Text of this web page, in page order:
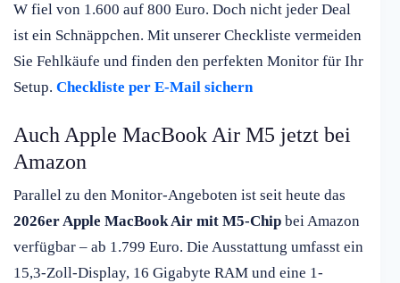
W fiel von 1.600 auf 800 Euro. Doch nicht jeder Deal
ist ein Schnäppchen. Mit unserer Checkliste vermeiden
Sie Fehlkäufe und finden den perfekten Monitor für Ihr
Setup. Checkliste per E-Mail sichern
Auch Apple MacBook Air M5 jetzt bei
Amazon
Parallel zu den Monitor-Angeboten ist seit heute das
2026er Apple MacBook Air mit M5-Chip bei Amazon
verfügbar – ab 1.799 Euro. Die Ausstattung umfasst ein
15,3-Zoll-Display, 16 Gigabyte RAM und eine 1-